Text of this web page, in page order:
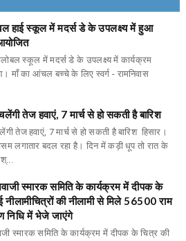
हाई स्कूल में मदर्स डे के उपलक्ष्य में हुआ
स्कूल में मदर्स डे के उपलक्ष्य में कार्यक्रम
माँ का आंचल बच्चे के लिए स्वर्ग - रामनिवास
तेज हवाएं, 7 मार्च से हो सकती है बारिश
तेज हवाएं, 7 मार्च से हो सकती है बारिश हिसार।
लगातार बदल रहा है। दिन में कड़ी धूप तो रात के
स्मारक समिति के कार्यक्रम में दीपक के
नीलामीचित्रों की नीलामी से मिले 56500 राम
निधि में भेजे जाएंगे
स्मारक समिति के कार्यक्रम में दीपक के चित्र की